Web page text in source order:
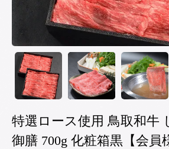
特選ロース使用 鳥取和牛
御膳 700g 化粧箱黒【会員